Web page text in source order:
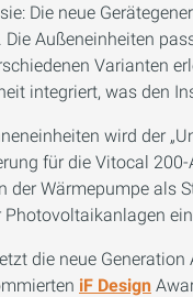
Die neue
Außeneinheiten
Varianten
integriert, was den
wird der
für die Vitocal
der Wärmepumpe als
die neue
iF Design